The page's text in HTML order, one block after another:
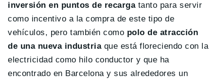
inversión en puntos de recargatanto para servir
como incentivo a la compra de este tipo de
vehículos, pero también como polo de atracción
de una nueva industriaque está floreciendo con la
electricidad como hilo conductor y que ha
encontrado en Barcelona y sus alrededores un